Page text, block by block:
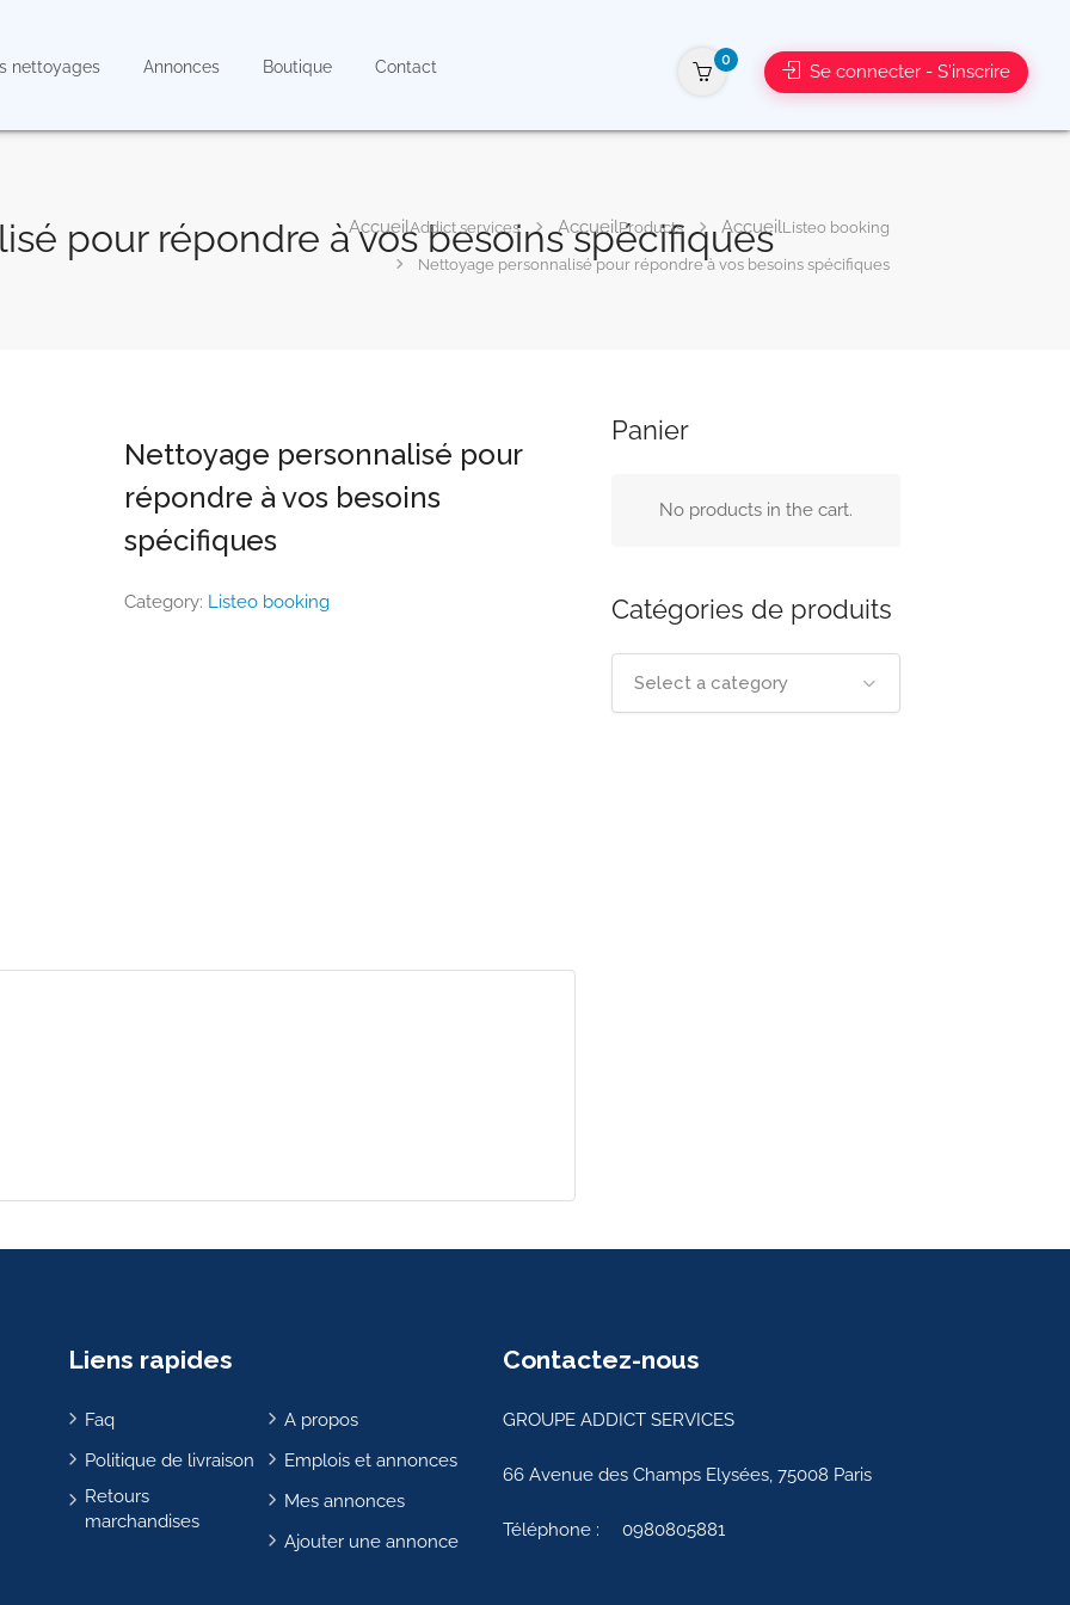
nettoyages Annonces Boutique Contact 0
Se connecter - S'inscrire
pour répondre à vos besoins spécifiques
Addict services Products Listeo booking
Nettoyage personnalisé pour répondre à vos besoins spécifiques
Nettoyage personnalisé pour
répondre à vos besoins
spécifiques
Category: Listeo booking
Panier
No products in the cart.
Catégories de produits
Select a category
Liens rapides
Faq
Politique de livraison
Retours
marchandises
A propos
Emplois et annonces
Mes annonces
Ajouter une annonce
Contactez-nous
GROUPE ADDICT SERVICES
66 Avenue des Champs Elysées, 75008 Paris
Téléphone : 0980805881